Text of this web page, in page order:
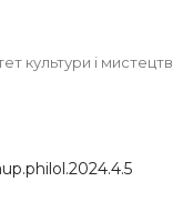
культури і мистецтв